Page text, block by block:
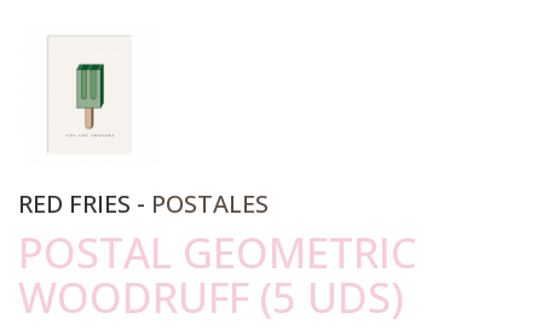
RED FRIES - POSTALES
POSTAL GEOMETRIC
WOODRUFF (5 UDS)